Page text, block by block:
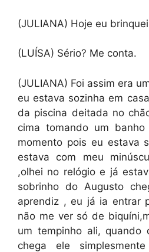
(JULIANA) Hoje eu
(LUÍSA) Sério? Me conta.
(JULIANA) Foi assim era
eu estava sozinha em
da piscina deitada no
cima tomando um
momento pois eu estava
estava com meu
,olhei no relógio e já
sobrinho do Augusto
aprendiz , eu já ia entrar
não me ver só de
um tempinho ali, quando
chega ele